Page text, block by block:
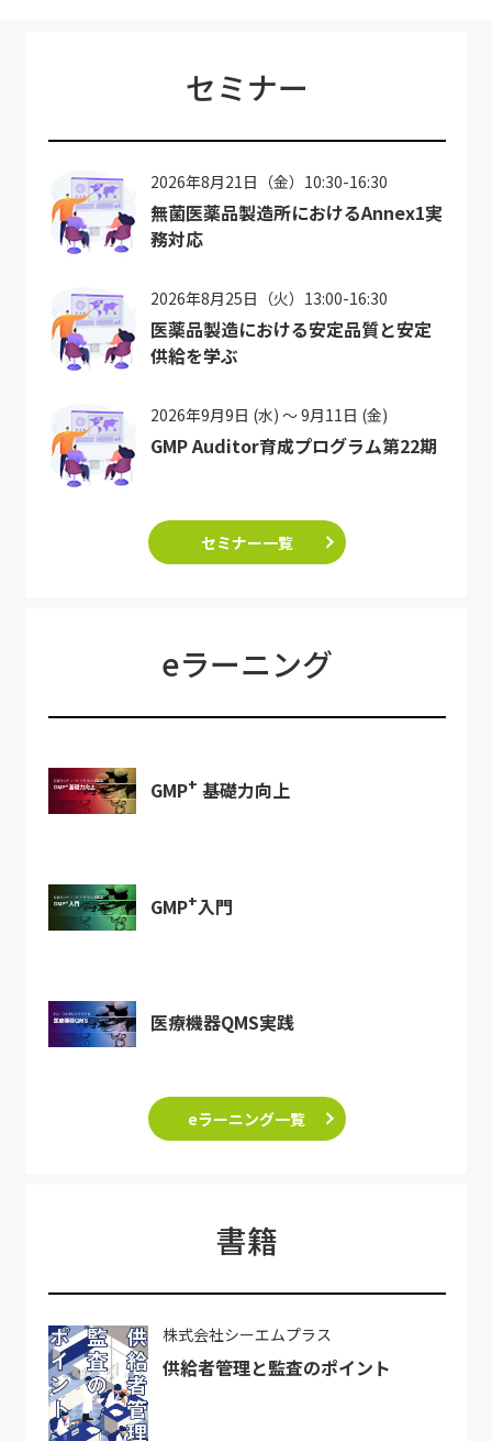
セミナー
2026年8月21日（金）10:30-16:30
無菌医薬品製造所におけるAnnex1実
務対応
2026年8月25日（火）13:00-16:30
医薬品製造における安定品質と安定
供給を学ぶ
2026年9月9日 (水) ～ 9月11日 (金)
GMP Auditor育成プログラム第22期
セミナー一覧
eラーニング
GMP+ 基礎力向上
GMP+入門
医療機器QMS実践
eラーニング一覧
書籍
株式会社シーエムプラス
供給者管理と監査のポイント